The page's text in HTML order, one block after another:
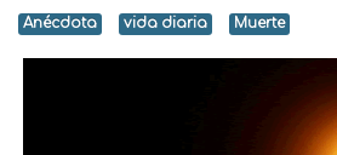
Anécdota vida diaria Muerte